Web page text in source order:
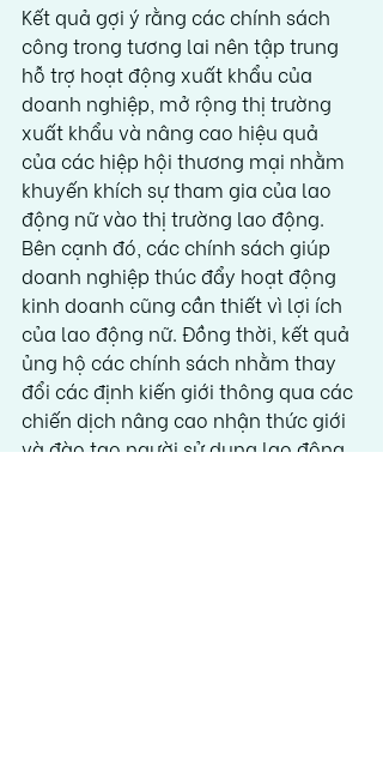
Kết quả gợi ý rằng các chính sách
công trong tương lai nên tập trung
hỗ trợ hoạt động xuất khẩu của
doanh nghiệp, mở rộng thị trường
xuất khẩu và nâng cao hiệu quả
của các hiệp hội thương mại nhằm
khuyến khích sự tham gia của lao
động nữ vào thị trường lao động.
Bên cạnh đó, các chính sách giúp
doanh nghiệp thúc đẩy hoạt động
kinh doanh cũng cần thiết vì lợi ích
của lao động nữ. Đồng thời, kết quả
ủng hộ các chính sách nhằm thay
đổi các định kiến giới thông qua các
chiến dịch nâng cao nhận thức giới
và đào tạo người sử dụng lao động